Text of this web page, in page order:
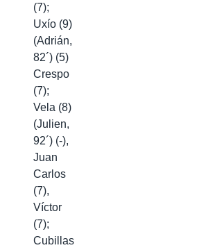
(7);
Uxío (9)
(Adrián,
82´) (5)
Crespo
(7);
Vela (8)
(Julien,
92´) (-),
Juan
Carlos
(7),
Víctor
(7);
Cubillas